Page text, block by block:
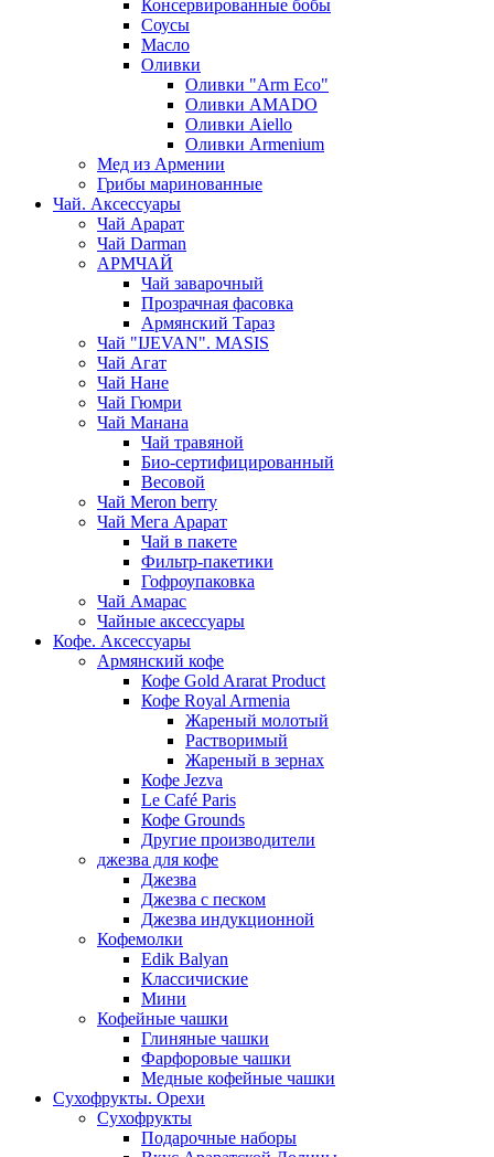
Консервированные бобы
Соусы
Масло
Оливки
Оливки "Arm Eco"
Оливки AMADO
Оливки Aiello
Оливки Armenium
Мед из Армении
Грибы маринованные
Чай. Аксессуары
Чай Арарат
Чай Darman
АРМЧАЙ
Чай заварочный
Прозрачная фасовка
Армянский Тараз
Чай "IJEVAN". MASIS
Чай Агат
Чай Нане
Чай Гюмри
Чай Манана
Чай травяной
Био-сертифицированный
Весовой
Чай Meron berry
Чай Мега Арарат
Чай в пакете
Фильтр-пакетики
Гофроупаковка
Чай Амарас
Чайные аксессуары
Кофе. Аксессуары
Армянский кофе
Кофе Gold Ararat Product
Кофе Royal Armenia
Жареный молотый
Растворимый
Жареный в зернах
Кофе Jezva
Le Café Paris
Кофе Grounds
Другие производители
джезва для кофе
Джезва
Джезва с песком
Джезва индукционной
Кофемолки
Edik Balyan
Классичиские
Мини
Кофейные чашки
Глиняные чашки
Фарфоровые чашки
Медные кофейные чашки
Сухофрукты. Орехи
Сухофрукты
Подарочные наборы